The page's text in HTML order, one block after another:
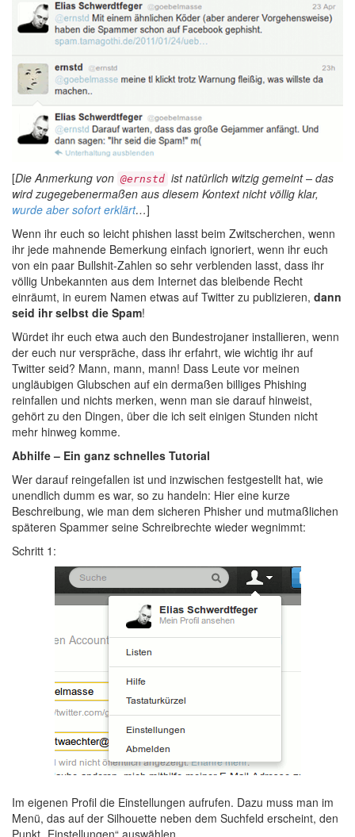
[Die Anmerkung von @ernstd ist natürlich witzig gemeint – das
wird zugegebenermaßen aus diesem Kontext nicht völlig klar,
wurde aber sofort erklärt…]
Wenn ihr euch so leicht phishen lasst beim Zwitscherchen, wenn
ihr jede mahnende Bemerkung einfach ignoriert, wenn ihr euch
von ein paar Bullshit-Zahlen so sehr verblenden lasst, dass ihr
völlig Unbekannten aus dem Internet das bleibende Recht
einräumt, in eurem Namen etwas auf Twitter zu publizieren, dann
seid ihr selbst die Spam!
Würdet ihr euch etwa auch den Bundestrojaner installieren, wenn
der euch nur verspräche, dass ihr erfahrt, wie wichtig ihr auf
Twitter seid? Mann, mann, mann! Dass Leute vor meinen
ungläubigen Glubschen auf ein dermaßen billiges Phishing
reinfallen und nichts merken, wenn man sie darauf hinweist,
gehört zu den Dingen, über die ich seit einigen Stunden nicht
mehr hinweg komme.
Abhilfe – Ein ganz schnelles Tutorial
Wer darauf reingefallen ist und inzwischen festgestellt hat, wie
unendlich dumm es war, so zu handeln: Hier eine kurze
Beschreibung, wie man dem sicheren Phisher und mutmaßlichen
späteren Spammer seine Schreibrechte wieder wegnimmt:
Schritt 1:
Im eigenen Profil die Einstellungen aufrufen. Dazu muss man im
Menü, das auf der Silhouette neben dem Suchfeld erscheint, den
Punkt „Einstellungen“ auswählen.